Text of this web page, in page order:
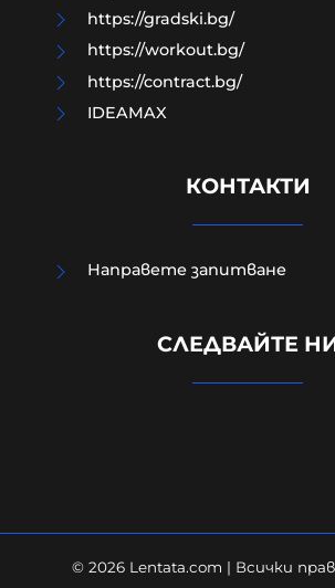
Украйна срещу Русия
https://gradski.bg/
https://workout.bg/
https://contract.bg/
IDEAMAX
КОНТАКТИ
Направете запитване
СЛЕДВАЙТЕ
© 2026 Lentata.com | Всички